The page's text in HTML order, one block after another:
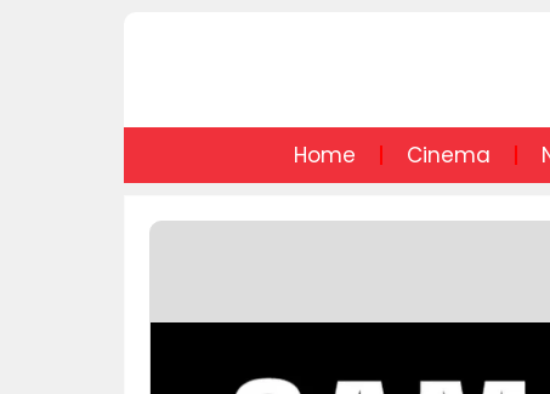
Home Cinema